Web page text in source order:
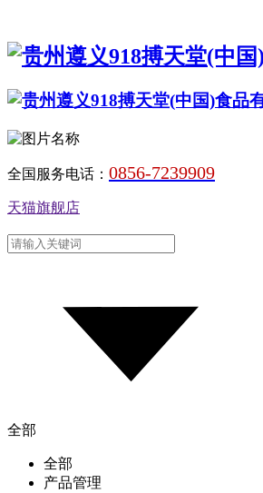
全国服务电话： 0856-7239909
天猫旗舰店
全部
全部
产品管理